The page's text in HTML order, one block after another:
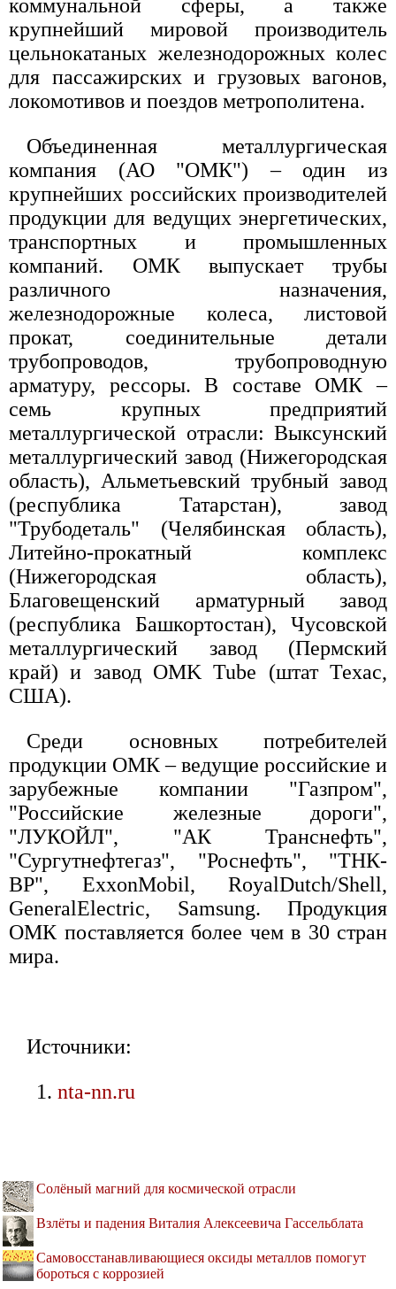
коммунальной сферы, а также
крупнейший мировой производитель
цельнокатаных железнодорожных колес
для пассажирских и грузовых вагонов,
локомотивов и поездов метрополитена.
Объединенная металлургическая
компания (АО "ОМК") – один из
крупнейших российских производителей
продукции для ведущих энергетических,
транспортных и промышленных
компаний. ОМК выпускает трубы
различного назначения,
железнодорожные колеса, листовой
прокат, соединительные детали
трубопроводов, трубопроводную
арматуру, рессоры. В составе ОМК –
семь крупных предприятий
металлургической отрасли: Выксунский
металлургический завод (Нижегородская
область), Альметьевский трубный завод
(республика Татарстан), завод
"Трубодеталь" (Челябинская область),
Литейно-прокатный комплекс
(Нижегородская область),
Благовещенский арматурный завод
(республика Башкортостан), Чусовской
металлургический завод (Пермский
край) и завод OMK Tube (штат Техас,
США).
Среди основных потребителей
продукции ОМК – ведущие российские и
зарубежные компании "Газпром",
"Российские железные дороги",
"ЛУКОЙЛ", "АК Транснефть",
"Сургутнефтегаз", "Роснефть", "ТНК-
ВР", ExxonMobil, RoyalDutch/Shell,
GeneralElectric, Samsung. Продукция
ОМК поставляется более чем в 30 стран
мира.
Источники:
nta-nn.ru
Солёный магний для космической отрасли
Взлёты и падения Виталия Алексеевича Гассельблата
Самовосстанавливающиеся оксиды металлов помогут
бороться с коррозией